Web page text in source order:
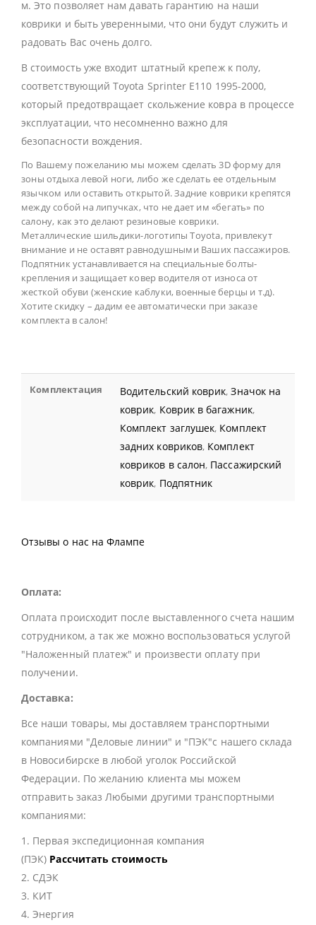
м. Это позволяет нам давать гарантию на наши
коврики и быть уверенными, что они будут служить и
радовать Вас очень долго.
В стоимость уже входит штатный крепеж к полу,
соответствующий Toyota Sprinter E110 1995-2000,
который предотвращает скольжение ковра в процессе
эксплуатации, что несомненно важно для
безопасности вождения.
По Вашему пожеланию мы можем сделать 3D форму для
зоны отдыха левой ноги, либо же сделать ее отдельным
язычком или оставить открытой. Задние коврики крепятся
между собой на липучках, что не дает им «бегать» по
салону, как это делают резиновые коврики.
Металлические шильдики-логотипы Toyota, привлекут
внимание и не оставят равнодушными Ваших пассажиров.
Подпятник устанавливается на специальные болты-
крепления и защищает ковер водителя от износа от
жесткой обуви (женские каблуки, военные берцы и т.д).
Хотите скидку – дадим ее автоматически при заказе
комплекта в салон!
Комплектация Водительский коврик,Значок на
коврик, Коврик в багажник,
Комплект заглушек, Комплект
задних ковриков, Комплект
ковриков в салон, Пассажирский
коврик, Подпятник
Отзывы о нас на Флампе
Оплата:
Оплата происходит после выставленного счета нашим
сотрудником, а так же можно воспользоваться услугой
"Наложенный платеж" и произвести оплату при
получении.
Доставка:
Все наши товары, мы доставляем транспортными
компаниями "Деловые линии" и "ПЭК"с нашего склада
в Новосибирске в любой уголок Российской
Федерации. По желанию клиента мы можем
отправить заказ Любыми другими транспортными
компаниями:
1. Первая экспедиционная компания
(ПЭК) Рассчитать стоимость
2. СДЭК
3. КИТ
4. Энергия